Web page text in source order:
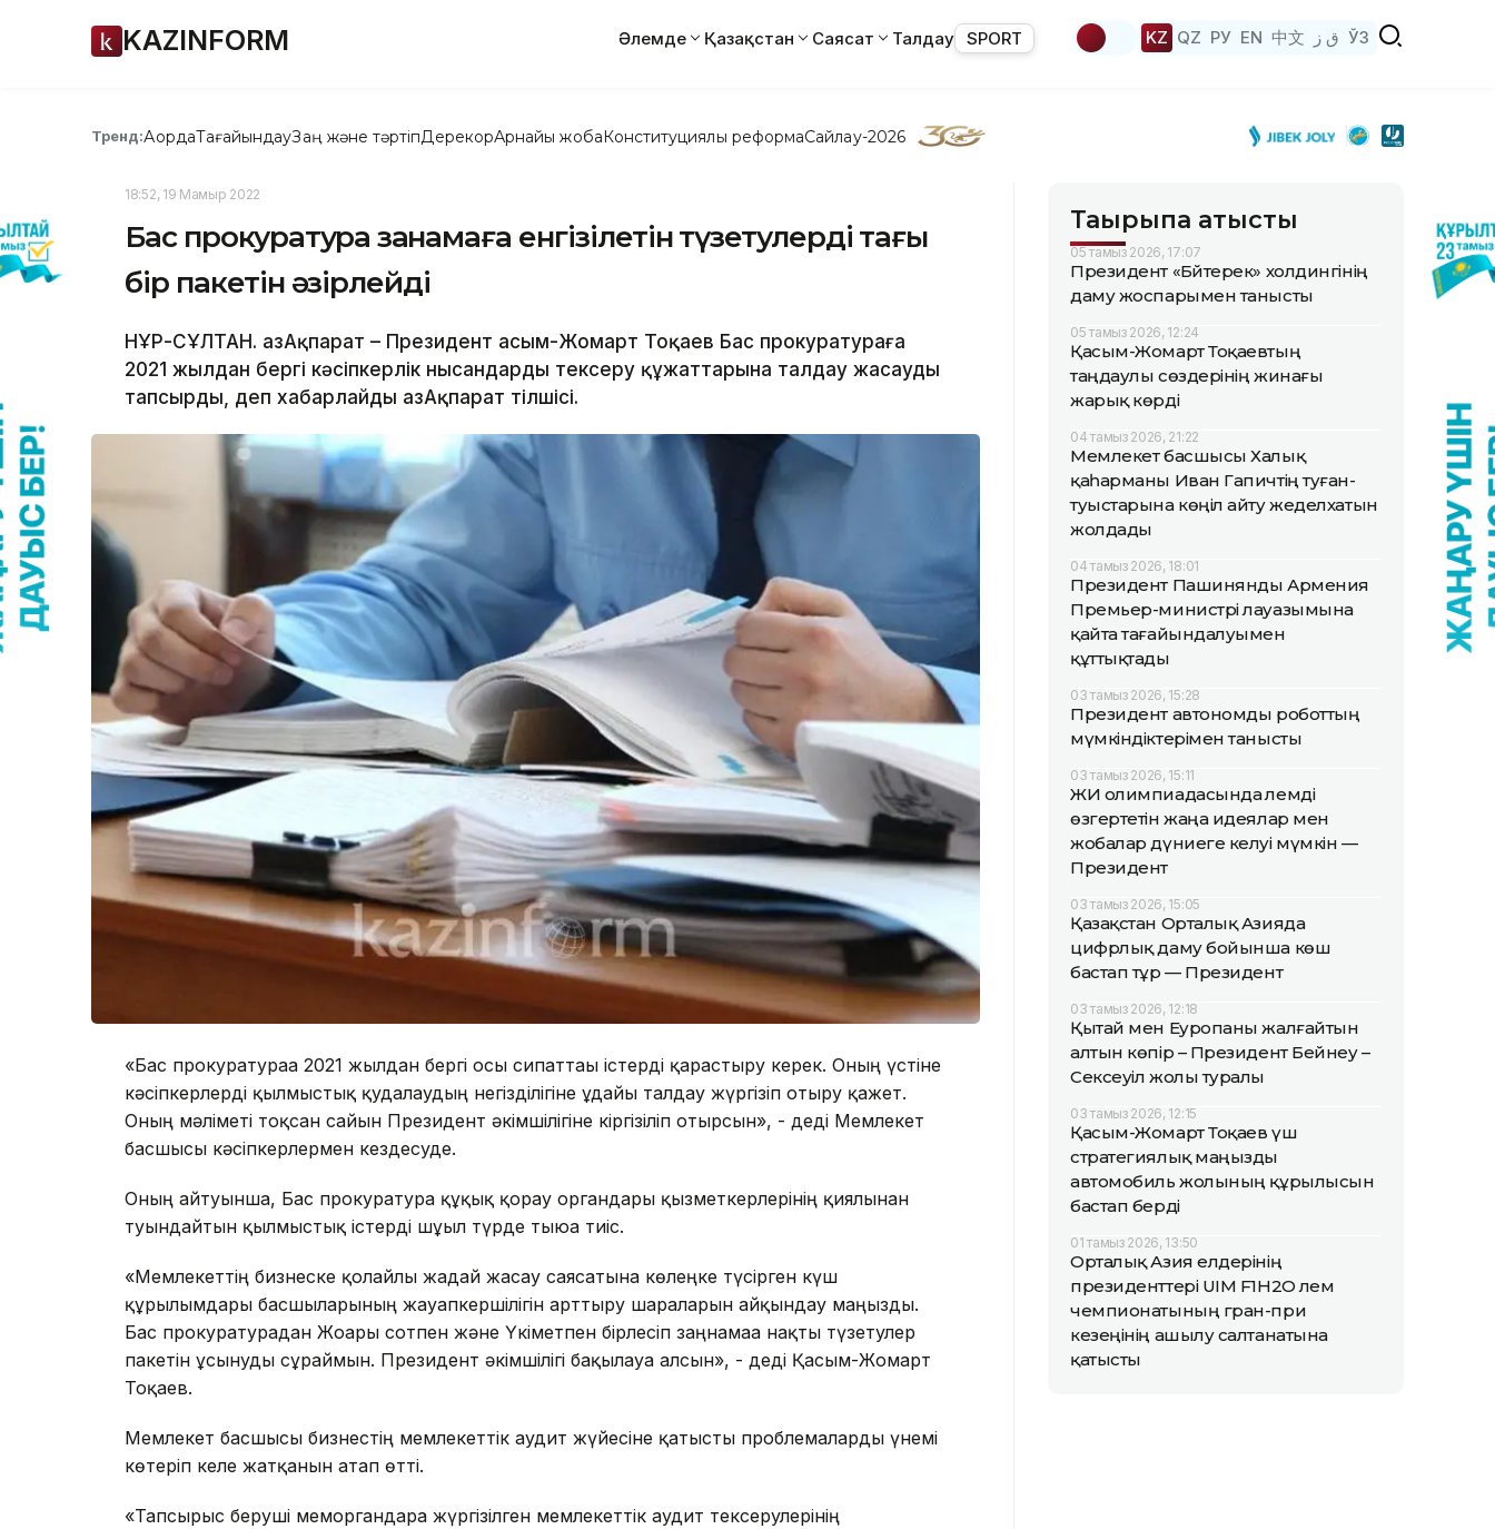
KAZINFORM Әлемде Қазақстан Саясат Талдау SPORT KZ QZ РУ EN 中文 ق ز ЎЗ
Тренд:АқордаТағайындауЗаң және тәртіпДерекқорАрнайы жобаКонституциялық реформаСайлау-2026
18:52, 19 Мамыр 2022
Бас прокуратура заңнамаға енгізілетін түзетулердің тағы
бір пакетін әзірлейді
НҰР-СҰЛТАН. ҚазАқпарат – Президент Қасым-Жомарт Тоқаев Бас прокуратураға
2021 жылдан бергі кәсіпкерлік нысандарды тексеру құжаттарына талдау жасауды
тапсырды, деп хабарлайды ҚазАқпарат тілшісі.
«Бас прокуратураға 2021 жылдан бергі осы сипаттағы істерді қарастыру керек. Оның үстіне
кәсіпкерлерді қылмыстық қудалаудың негізділігіне ұдайы талдау жүргізіп отыру қажет.
Оның мәліметі тоқсан сайын Президент әкімшілігіне кіргізіліп отырсын», - деді Мемлекет
басшысы кәсіпкерлермен кездесуде.
Оның айтуынша, Бас прокуратура құқық қорғау органдары қызметкерлерінің қиялынан
туындайтын қылмыстық істерді шұғыл түрде тыюға тиіс.
«Мемлекеттің бизнеске қолайлы жағдай жасау саясатына көлеңке түсірген күш
құрылымдары басшыларының жауапкершілігін арттыру шараларын айқындау маңызды.
Бас прокуратурадан Жоғарғы сотпен және Үкіметпен бірлесіп заңнамаға нақты түзетулер
пакетін ұсынуды сұраймын. Президент әкімшілігі бақылауға алсын», - деді Қасым-Жомарт
Тоқаев.
Мемлекет басшысы бизнестің мемлекеттік аудит жүйесіне қатысты проблемаларды үнемі
көтеріп келе жатқанын атап өтті.
«Тапсырыс беруші меморгандарға жүргізілген мемлекеттік аудит тексерулерінің
Тақырыпқа қатысты
05 тамыз 2026, 17:07
Президент «Бәйтерек» холдингінің
даму жоспарымен танысты
05 тамыз 2026, 12:24
Қасым-Жомарт Тоқаевтың
таңдаулы сөздерінің жинағы
жарық көрді
04 тамыз 2026, 21:22
Мемлекет басшысы Халық
қаһарманы Иван Гапичтің туған-
туыстарына көңіл айту жеделхатын
жолдады
04 тамыз 2026, 18:01
Президент Пашинянды Армения
Премьер-министрі лауазымына
қайта тағайындалуымен
құттықтады
03 тамыз 2026, 15:28
Президент автономды роботтың
мүмкіндіктерімен танысты
03 тамыз 2026, 15:11
ЖИ олимпиадасында әлемді
өзгертетін жаңа идеялар мен
жобалар дүниеге келуі мүмкін —
Президент
03 тамыз 2026, 15:05
Қазақстан Орталық Азияда
цифрлық даму бойынша көш
бастап тұр — Президент
03 тамыз 2026, 12:18
Қытай мен Еуропаны жалғайтын
алтын көпір – Президент Бейнеу –
Сексеуіл жолы туралы
03 тамыз 2026, 12:15
Қасым-Жомарт Тоқаев үш
стратегиялық маңызды
автомобиль жолының құрылысын
бастап берді
01 тамыз 2026, 13:50
Орталық Азия елдерінің
президенттері UIM F1H2O әлем
чемпионатының гран-при
кезеңінің ашылу салтанатына
қатысты